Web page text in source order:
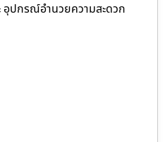
อุปกรณ์อำนวยความสะดวก